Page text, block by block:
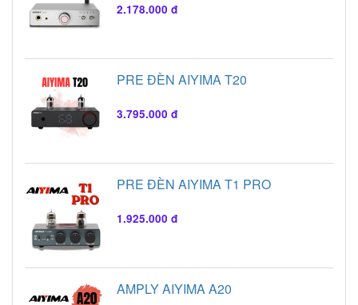
2.178.000 đ
PRE ĐÈN AIYIMA T20
3.795.000 đ
PRE ĐÈN AIYIMA T1 PRO
1.925.000 đ
AMPLY AIYIMA A20